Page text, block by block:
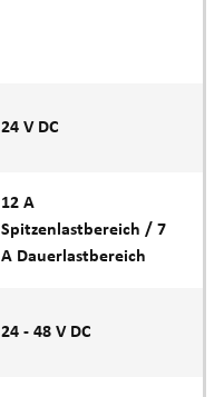
24 V DC
12 A
Spitzenlastbereich / 7
A Dauerlastbereich
24 - 48 V DC